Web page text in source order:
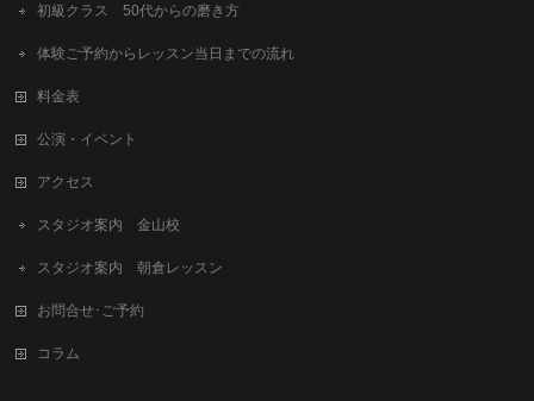
初級クラス 50代からの磨き方
体験ご予約からレッスン当日までの流れ
料金表
公演・イベント
アクセス
スタジオ案内 金山校
スタジオ案内 朝倉レッスン
お問合せ･ご予約
コラム